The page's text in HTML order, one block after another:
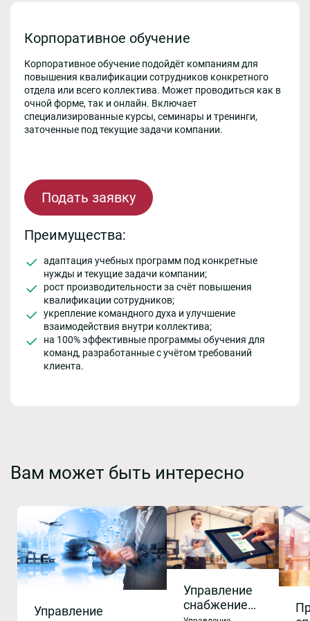
Корпоративное обучение
Корпоративное обучение подойдёт компаниям для
повышения квалификации сотрудников конкретного
отдела или всего коллектива. Может проводиться как в
очной форме, так и онлайн. Включает
специализированные курсы, семинары и тренинги,
заточенные под текущие задачи компании.
Подать заявку
Преимущества:
адаптация учебных программ под конкретные
нужды и текущие задачи компании;
рост производительности за счёт повышения
квалификации сотрудников;
укрепление командного духа и улучшение
взаимодействия внутри коллектива;
на 100% эффективные программы обучения для
команд, разработанные с учётом требований
клиента.
Вам может быть интересно
Управление
Управление
снабжением